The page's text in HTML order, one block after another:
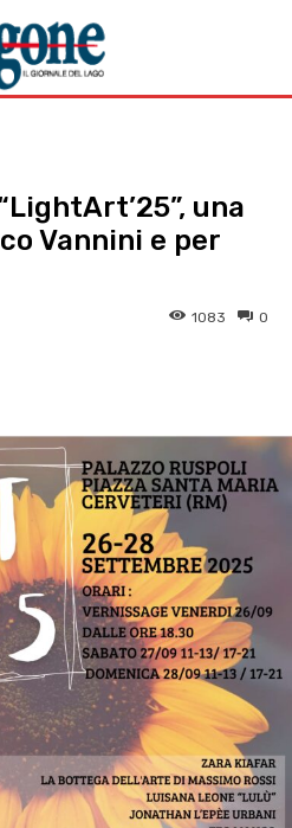
una
Vannini e per
0
1083